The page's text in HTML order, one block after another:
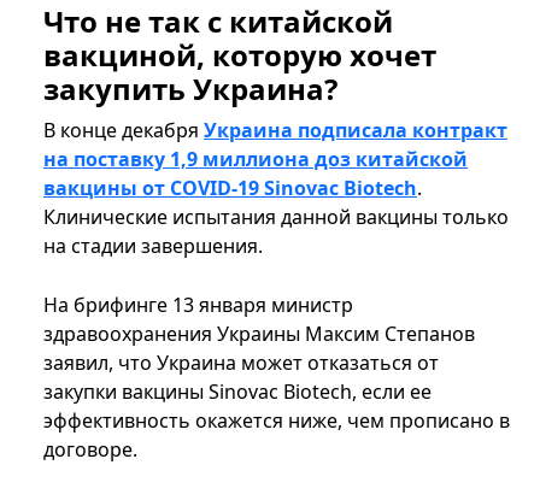
Что не так с китайской
вакциной, которую хочет
закупить Украина?
В конце декабря Украина подписала контракт
на поставку 1,9 миллиона доз китайской
вакцины от COVID-19 Sinovac Biotech.
Клинические испытания данной вакцины только
на стадии завершения.
На брифинге 13 января министр
здравоохранения Украины Максим Степанов
заявил, что Украина может отказаться от
закупки вакцины Sinovac Biotech, если ее
эффективность окажется ниже, чем прописано в
договоре.